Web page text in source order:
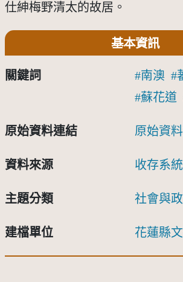
仕紳梅野清太的故居。
基本資訊
關鍵詞 南澳
蘇花道
原始資料連結 原始資
資料來源 收存系統
主題分類 社會與
建檔單位 花蓮縣